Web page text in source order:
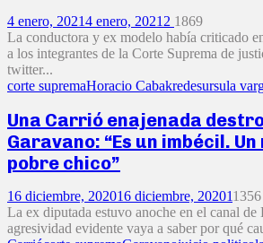
4 enero, 20214 enero, 2021 2 1869
La conductora y ex modelo había criticado
a los integrantes de la Corte Suprema de
twitter...
corte supremaHoracio Cabakredesursula
Una Carrió enajenada
Garavano: “Es un imbécil.
pobre chico”
16 diciembre, 202016 diciembre, 202011356
La ex diputada estuvo anoche en el canal
agresividad evidente vaya a saber por qué